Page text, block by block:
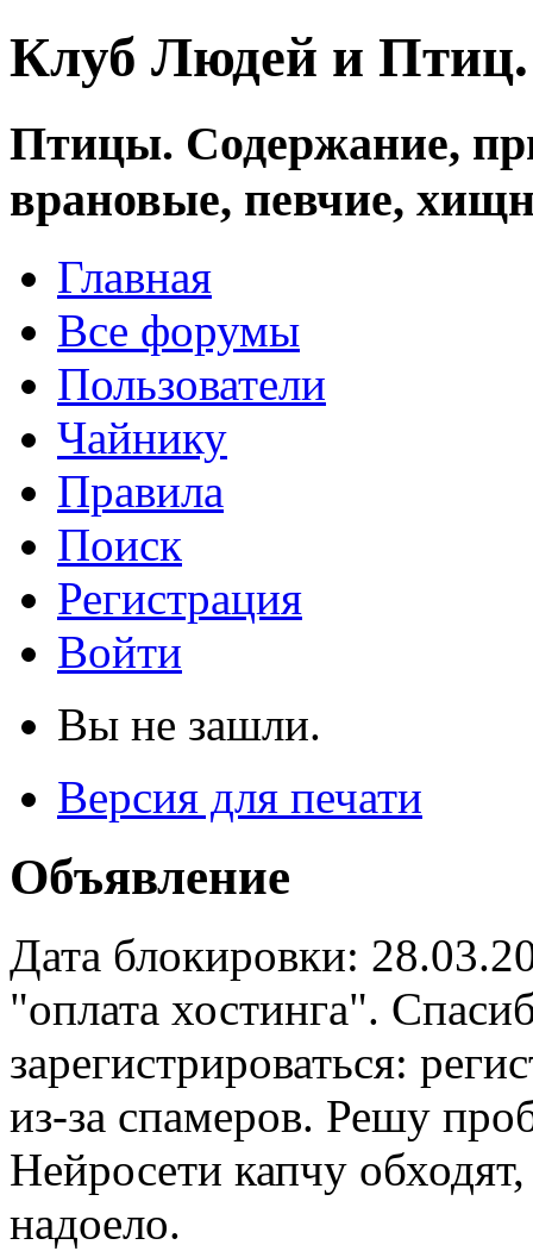
Клуб Людей и
Птицы. Содержание,
врановые, певчие,
Главная
Все форумы
Пользователи
Чайнику
Правила
Поиск
Регистрация
Войти
Вы не зашли.
Версия для печати
Объявление
Дата блокировки:
"оплата хостинга".
зарегистрироваться:
из-за спамеров. Решу
Нейросети капчу
надоело.